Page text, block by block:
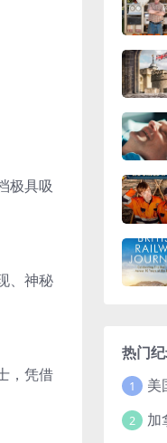
极具吸
、神秘
，凭借
热门
1
2